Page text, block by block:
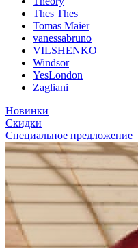
Thes Thes
Tomas Maier
vanessabruno
VILSHENKO
Windsor
YesLondon
Zagliani
Новинки
Скидки
Специальное предложение